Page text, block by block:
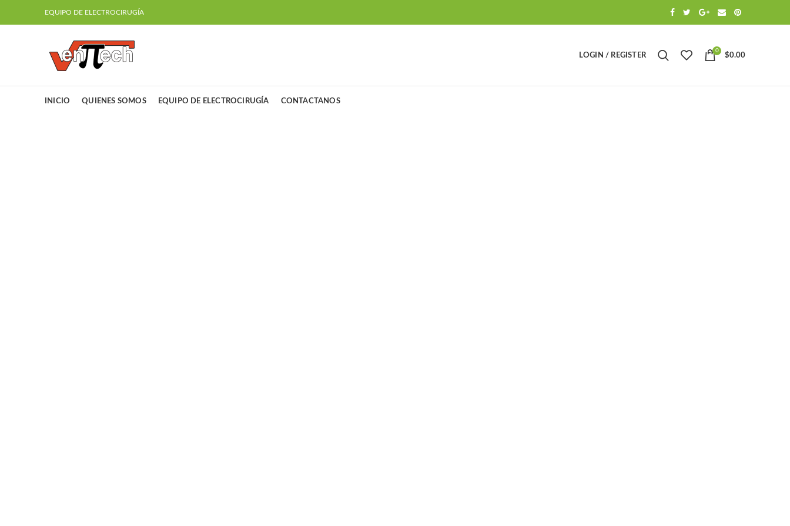
EQUIPO DE ELECTROCIRUGÍA
LOGIN / REGISTER
0
$0.00
INICIO QUIENES SOMOS EQUIPO DE ELECTROCIRUGÍA CONTACTANOS